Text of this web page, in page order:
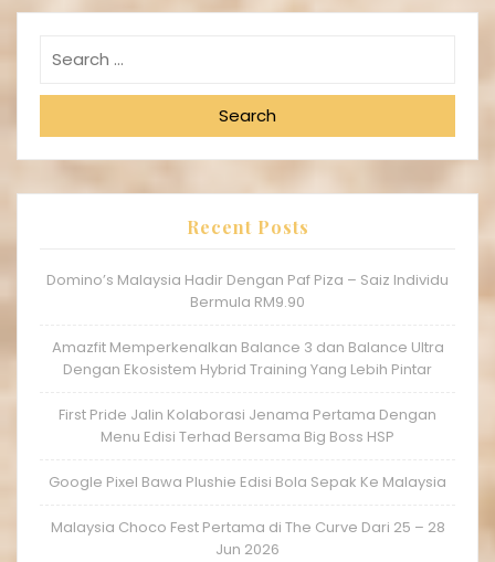
Search
Recent Posts
Domino’s Malaysia Hadir Dengan Paf Piza – Saiz Individu
Bermula RM9.90
Amazfit Memperkenalkan Balance 3 dan Balance Ultra
Dengan Ekosistem Hybrid Training Yang Lebih Pintar
First Pride Jalin Kolaborasi Jenama Pertama Dengan
Menu Edisi Terhad Bersama Big Boss HSP
Google Pixel Bawa Plushie Edisi Bola Sepak Ke Malaysia
Malaysia Choco Fest Pertama di The Curve Dari 25 – 28
Jun 2026